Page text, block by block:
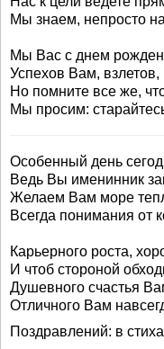
Мы знаем, непросто
Мы Вас с днем
Успехов Вам, взлетов,
Но помните все же,
Мы просим:
Особенный день
Ведь Вы именинник
Желаем Вам море
Всегда понимания от
Карьерного роста,
И чтоб стороной
Душевного счастья
Отличного Вам
Поздравлений: в